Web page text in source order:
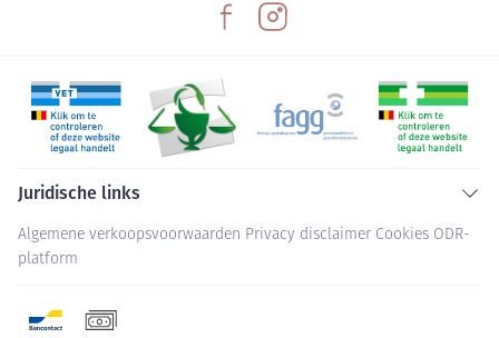
Juridische links
Algemene verkoopsvoorwaarden Privacy disclaimer Cookies ODR-
platform